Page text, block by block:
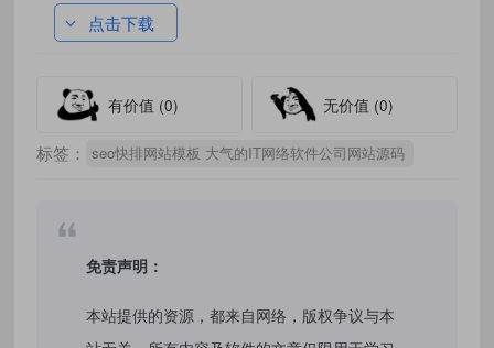
点击下载
有价值 (0) 无价值 (0)
标签： seo快排网站模板 大气的IT网络软件公司网站源码
免责声明：
本站提供的资源，都来自网络，版权争议与本